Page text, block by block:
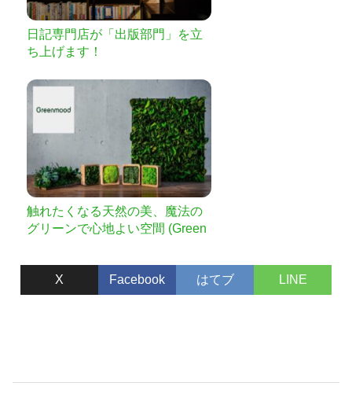
日記専門店が「出版部門」を立
ち上げます！
触れたくなる天然の美、魔法の
グリーンで心地よい空間 (Green
X Facebook はてブ LINE